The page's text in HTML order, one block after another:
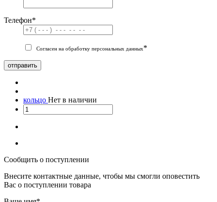
Телефон*
Согласен на обработку персональных данных*
отправить
кольцо Нет в наличии
Сообщить о поступлении
Внесите контактные данные, чтобы мы смогли оповестить
Вас о поступлении товара